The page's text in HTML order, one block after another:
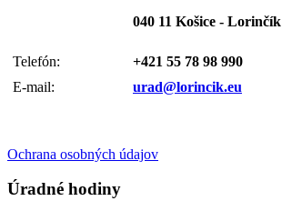
040 11 Košice - Lorinčík
Telefón:
+421 55 78 98 990
E-mail:
urad@lorincik.eu
Ochrana osobných údajov
Úradné hodiny